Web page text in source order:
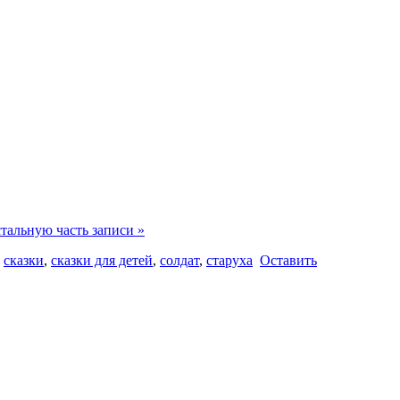
часть записи »
сказки, сказки для детей, солдат, старуха Оставить